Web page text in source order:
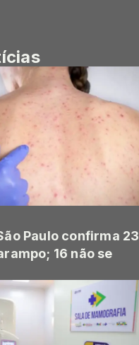
Paulo confirma 23
16 não se